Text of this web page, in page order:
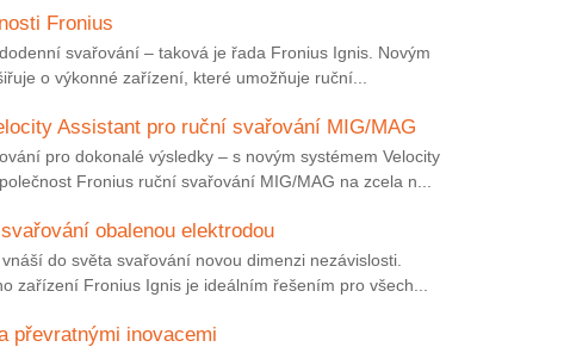
Fronius
svařování – taková je řada Fronius Ignis. Novým
o výkonné zařízení, které umožňuje ruční...
Assistant pro ruční svařování MIG/MAG
pro dokonalé výsledky – s novým systémem Velocity
Fronius ruční svařování MIG/MAG na zcela n...
obalenou elektrodou
do světa svařování novou dimenzi nezávislosti.
zařízení Fronius Ignis je ideálním řešením pro všech...
převratnými inovacemi